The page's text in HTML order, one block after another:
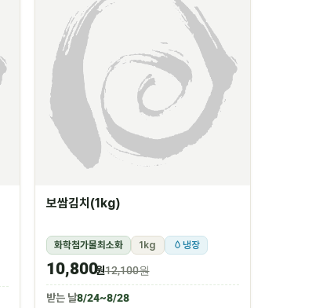
보쌈김치(1kg)
화학첨가물최소화 1kg 냉장
10,800원12,100원
받는 날8/24~8/28